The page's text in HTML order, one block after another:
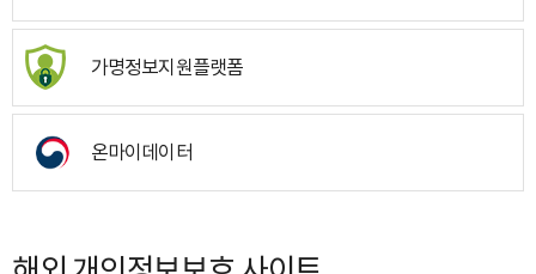
가명정보지원플랫폼
온마이데이터